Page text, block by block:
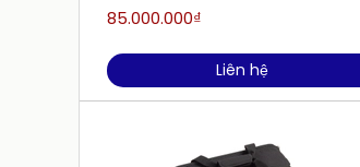
85.000.000₫
Liên hệ